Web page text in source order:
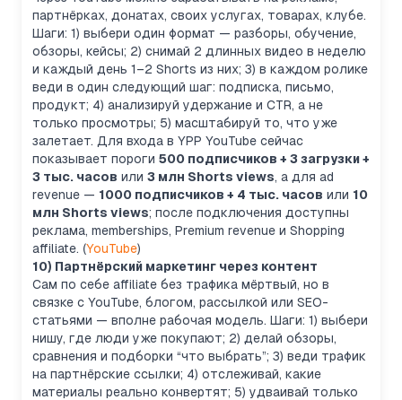
партнёрках, донатах, своих услугах, товарах, клубе.
Шаги: 1) выбери один формат — разборы, обучение,
обзоры, кейсы; 2) снимай 2 длинных видео в неделю
и каждый день 1–2 Shorts из них; 3) в каждом ролике
веди в один следующий шаг: подписка, письмо,
продукт; 4) анализируй удержание и CTR, а не
только просмотры; 5) масштабируй то, что уже
залетает. Для входа в YPP YouTube сейчас
показывает пороги 500 подписчиков + 3 загрузки +
3 тыс. часов или 3 млн Shorts views, а для ad
revenue — 1000 подписчиков + 4 тыс. часов или 10
млн Shorts views; после подключения доступны
реклама, memberships, Premium revenue и Shopping
affiliate. (YouTube)
10) Партнёрский маркетинг через контент
Сам по себе affiliate без трафика мёртвый, но в
связке с YouTube, блогом, рассылкой или SEO-
статьями — вполне рабочая модель. Шаги: 1) выбери
нишу, где люди уже покупают; 2) делай обзоры,
сравнения и подборки “что выбрать”; 3) веди трафик
на партнёрские ссылки; 4) отслеживай, какие
материалы реально конвертят; 5) удваивай только